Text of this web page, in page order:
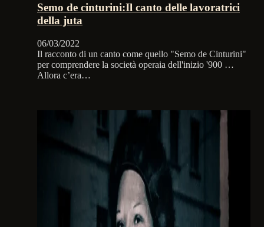
Semo de cinturini:Il canto delle lavoratrici
della juta
06/03/2022
Il racconto di un canto come quello "Semo de Cinturini"
per comprendere la società operaia dell'inizio '900 …
Allora c’era…